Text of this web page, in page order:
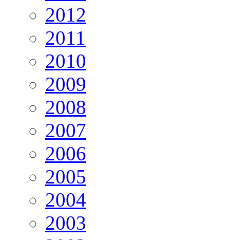
2012
2011
2010
2009
2008
2007
2006
2005
2004
2003